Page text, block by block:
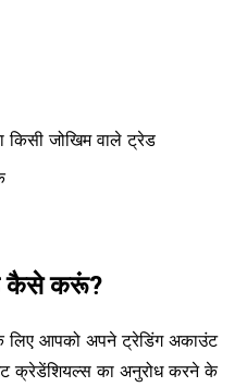
किसी जोखिम वाले ट्रेड
कैसे करूं?
लिए आपको अपने ट्रेडिंग अकाउंट
क्रेडेंशियल्स का अनुरोध करने के